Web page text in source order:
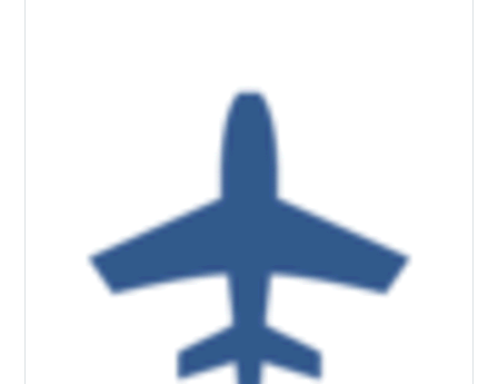
井筒俊彦・イスラーム研究者の始まり
た固有名をもった出会いであった。井筒は司馬
にむかって二人のタタール人と一人の日本人の思
い出を語っている。ロシアに生まれ、革命政府の
意向に徹底的に反抗し、日本において軍や頭山満
など右翼の大立者と深い関係を結んだ汎イスラー
ム運動の領袖の一人、当時１００歳に近いアブデ